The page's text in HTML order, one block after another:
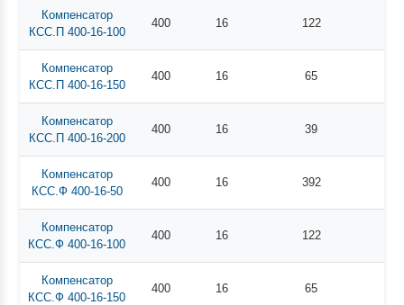
Компенсатор
КСС.П 400-16-100
400 16 122
Компенсатор
КСС.П 400-16-150
400 16 65
Компенсатор
КСС.П 400-16-200
400 16 39
Компенсатор
КСС.Ф 400-16-50
400 16 392
Компенсатор
КСС.Ф 400-16-100
400 16 122
Компенсатор
КСС.Ф 400-16-150
400 16 65